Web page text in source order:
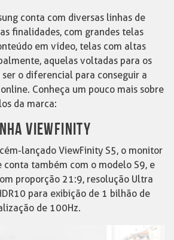
conta com diversas linhas de
finalidades, com grandes telas
em vídeo, telas com altas
aquelas voltadas para os
ser o diferencial para conseguir a
Conheça um pouco mais sobre
da marca:
VIEWFINITY
lançado ViewFinity S5, o monitor
conta também com o modelo S9, e
proporção 21:9, resolução Ultra
para exibição de 1 bilhão de
de 100Hz.